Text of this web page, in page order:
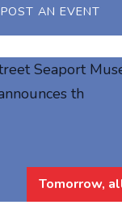
POST AN EVENT
Tomorrow,